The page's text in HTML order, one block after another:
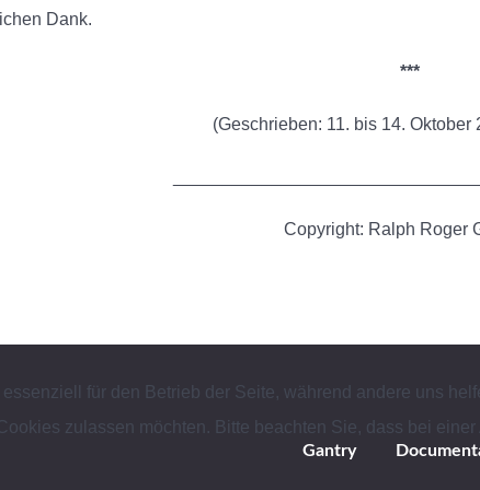
Dank.
***
(Geschrieben: 11. bis 14. Oktober
Copyright: Ralph Roger
Gantry
für den Betrieb der Seite, während andere uns
zulassen möchten. Bitte beachten Sie, dass bei